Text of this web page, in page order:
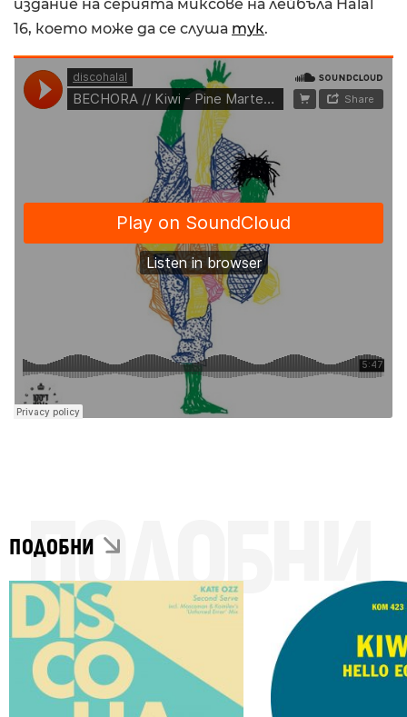
издание на серията миксове на лейбъла Halal
16, което може да се слуша тук.
ПОДОБНИ
ПОДОБНИ